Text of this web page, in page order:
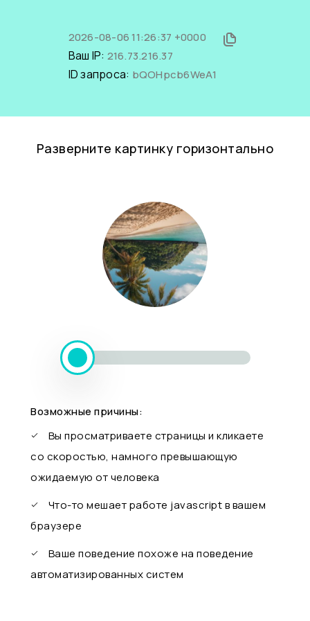
2026-08-06 11:26:37 +0000
Ваш IP: 216.73.216.37
ID запроса: bQOHpcb6WeA1
Разверните картинку горизонтально
Возможные причины:
Вы просматриваете страницы и кликаете
со скоростью, намного превышающую
ожидаемую от человека
Что-то мешает работе javascript в вашем
браузере
Ваше поведение похоже на поведение
автоматизированных систем